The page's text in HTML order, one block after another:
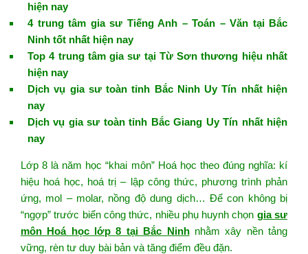
hiện nay
4 trung tâm gia sư Tiếng Anh – Toán – Văn tại Bắc
Ninh tốt nhất hiện nay
Top 4 trung tâm gia sư tại Từ Sơn thương hiệu nhất
hiện nay
Dịch vụ gia sư toàn tỉnh Bắc Ninh Uy Tín nhất hiện
nay
Dịch vụ gia sư toàn tỉnh Bắc Giang Uy Tín nhất hiện
nay
Lớp 8 là năm học “khai môn” Hoá học theo đúng nghĩa: kí
hiệu hoá học, hoá trị – lập công thức, phương trình phản
ứng, mol – molar, nồng độ dung dịch… Để con không bị
“ngợp” trước biển công thức, nhiều phụ huynh chọn gia sư
môn Hoá học lớp 8 tại Bắc Ninhnhằm xây nền tảng
vững, rèn tư duy bài bản và tăng điểm đều đặn.